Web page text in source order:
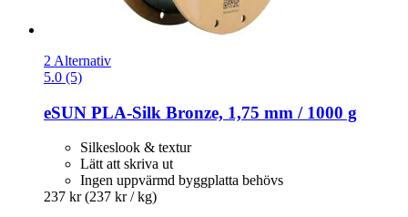
2 Alternativ
5.0 (5)
eSUN PLA-​Silk Bronze, 1,75 mm / 1000 g
Silkeslook & textur
Lätt att skriva ut
Ingen uppvärmd byggplatta behövs
237 kr (237 kr / kg)